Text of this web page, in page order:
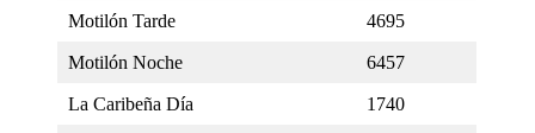
Motilón Tarde 4695
Motilón Noche 6457
La Caribeña Día 1740